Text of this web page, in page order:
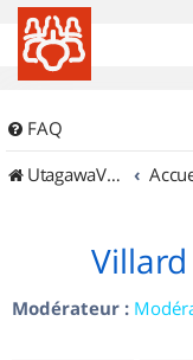
FAQ
UtagawaVTT (Randos VTT et VTTAE avec traces GPS)
Villard
Modérateur :